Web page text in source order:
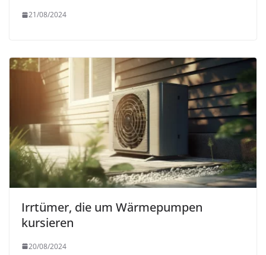
21/08/2024
Irrtümer, die um Wärmepumpen
kursieren
20/08/2024